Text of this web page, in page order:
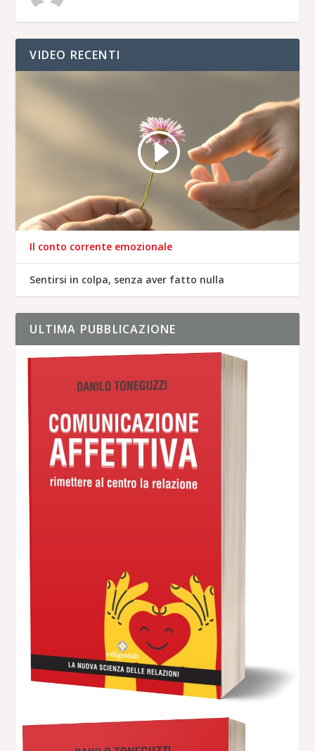
VIDEO RECENTI
Il conto corrente emozionale
Sentirsi in colpa, senza aver fatto nulla
ULTIMA PUBBLICAZIONE